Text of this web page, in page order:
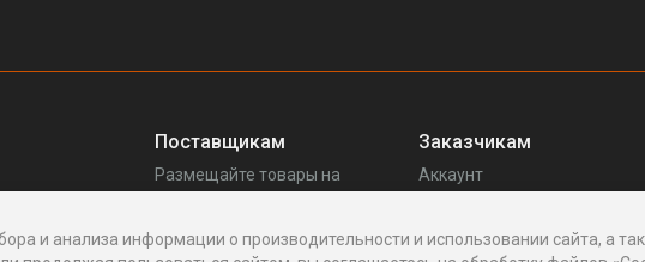
Поставщикам
Размещайте товары на
Как это работает
Заказчикам
Аккаунт
Написать поставщику
и анализа информации о производительности и использовании сайта, а